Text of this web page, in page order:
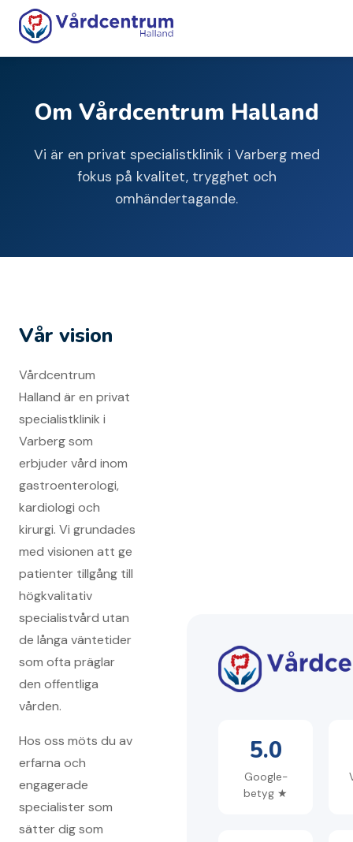
Om Vårdcentrum Halland
Vi är en privat specialistklinik i Varberg med
fokus på kvalitet, trygghet och
omhändertagande.
Vår vision
Vårdcentrum
Halland är en privat
specialistklinik i
Varberg som
erbjuder vård inom
gastroenterologi,
kardiologi och
kirurgi. Vi grundades
med visionen att ge
patienter tillgång till
högkvalitativ
specialistvård utan
de långa väntetider
som ofta präglar
den offentliga
vården.
Hos oss möts du av
erfarna och
engagerade
specialister som
sätter dig som
5.0
Google-
betyg ★